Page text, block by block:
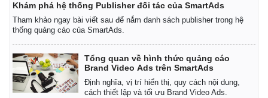
Khám phá hệ thống Publisher đối tác của SmartAds
Tham khảo ngay bài viết sau để nắm danh sách publisher trong hệ
thống quảng cáo của SmartAds.
Tổng quan về hình thức quảng cáo
Brand Video Ads trên SmartAds
Định nghĩa, vị trí hiển thị, quy cách nội dung,
cách thiết lập và tối ưu Brand Video Ads.